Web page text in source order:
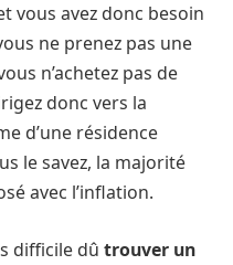
vous avez donc besoin
ne prenez pas une
n’achetez pas de
donc vers la
d’une résidence
le savez, la majorité
avec l’inflation.
difficile dû trouver un